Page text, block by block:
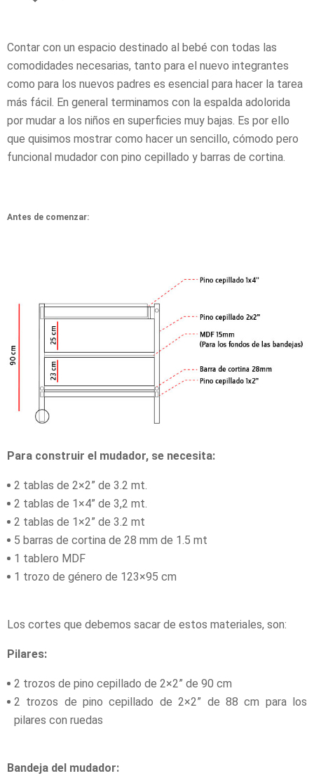
Contar con un espacio destinado al bebé con todas las
comodidades necesarias, tanto para el nuevo integrantes
como para los nuevos padres es esencial para hacer la tarea
más fácil. En general terminamos con la espalda adolorida
por mudar a los niños en superficies muy bajas. Es por ello
que quisimos mostrar como hacer un sencillo, cómodo pero
funcional mudador con pino cepillado y barras de cortina.
Antes de comenzar:
Para construir el mudador, se necesita:
2 tablas de 2×2” de 3.2 mt.
2 tablas de 1×4” de 3,2 mt.
2 tablas de 1×2” de 3.2 mt
5 barras de cortina de 28 mm de 1.5 mt
1 tablero MDF
1 trozo de género de 123×95 cm
Los cortes que debemos sacar de estos materiales, son:
Pilares:
2 trozos de pino cepillado de 2×2” de 90 cm
2 trozos de pino cepillado de 2×2” de 88 cm para los
pilares con ruedas
Bandeja del mudador: